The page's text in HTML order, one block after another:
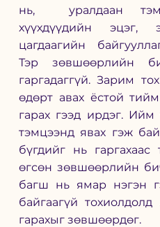
нь,  уралдаан
хүүхдүүдийн эцэг,
цагдаагийн
Тэр зөвшөөрлийн
гаргадаггүй. Зарим
өдөрт авах ёстой
гарах гээд ирдэг.
тэмцээнд явах гэж
бүгдийг нь гаргахаас
өгсөн зөвшөөрлийн
багш нь ямар нэгэн
байгаагүй
гарахыг зөвшөөрдөг.